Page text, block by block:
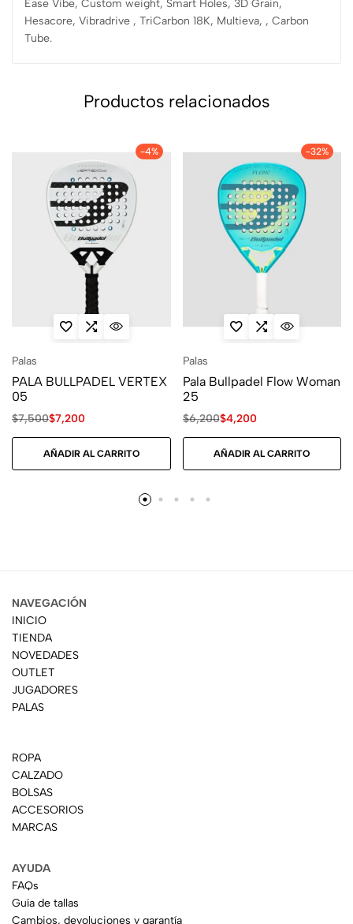
Ease Vibe, Custom weight, Smart Holes, 3D Grain,
Hesacore, Vibradrive , TriCarbon 18K, Multieva, , Carbon
Tube.
Productos relacionados
-4%
Palas
PALA BULLPADEL VERTEX
05
$7,500$7,200
AÑADIR AL CARRITO
-32%
Palas
Pala Bullpadel Flow Woman
25
$6,200$4,200
AÑADIR AL CARRITO
NAVEGACIÓN
INICIO
TIENDA
NOVEDADES
OUTLET
JUGADORES
PALAS
ROPA
CALZADO
BOLSAS
ACCESORIOS
MARCAS
AYUDA
FAQs
Guía de tallas
Cambios, devoluciones y garantía